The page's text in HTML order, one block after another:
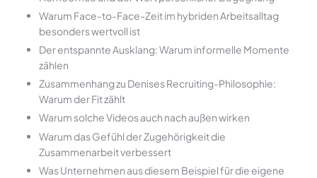
Warum Face-to-Face-Zeit im hybriden Arbeitsalltag
besonders wertvoll ist
Der entspannte Ausklang: Warum informelle Momente
zählen
Zusammenhang zu Denises Recruiting-Philosophie:
Warum der Fit zählt
Warum solche Videos auch nach außen wirken
Warum das Gefühl der Zugehörigkeit die
Zusammenarbeit verbessert
Was Unternehmen aus diesem Beispiel für die eigene